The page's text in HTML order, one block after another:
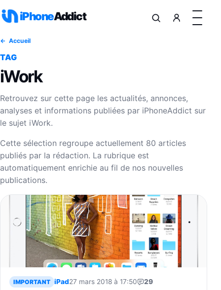
iPhoneAddict
Accueil
TAG
iWork
Retrouvez sur cette page les actualités, annonces,
analyses et informations publiées par iPhoneAddict sur
le sujet iWork.
Cette sélection regroupe actuellement 80 articles
publiés par la rédaction. La rubrique est
automatiquement enrichie au fil de nos nouvelles
publications.
IMPORTANT iPad27 mars 2018 à 17:50 29